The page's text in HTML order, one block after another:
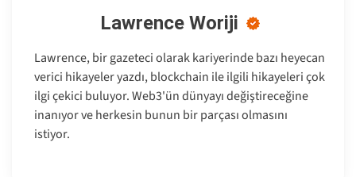
Lawrence Woriji
Lawrence, bir gazeteci olarak kariyerinde bazı heyecan
verici hikayeler yazdı, blockchain ile ilgili hikayeleri çok
ilgi çekici buluyor. Web3'ün dünyayı değiştireceğine
inanıyor ve herkesin bunun bir parçası olmasını
istiyor.